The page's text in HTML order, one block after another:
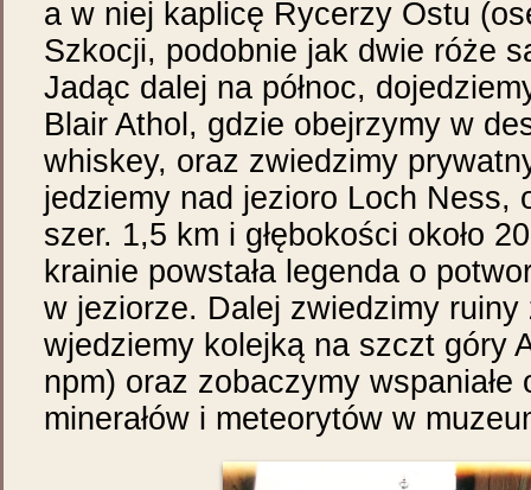
a w niej kaplicę Rycerzy Ostu
Szkocji, podobnie jak dwie róże
Jadąc dalej na północ,
Blair Athol, gdzie obejrzymy w
whiskey, oraz zwiedzimy
jedziemy nad jezioro Loch Ness,
szer. 1,5 km i głębokości około
krainie powstała legenda o
w jeziorze. Dalej zwiedzimy
wjedziemy kolejką na szczt góry
npm) oraz zobaczymy wspaniałe
minerałów i meteorytów w